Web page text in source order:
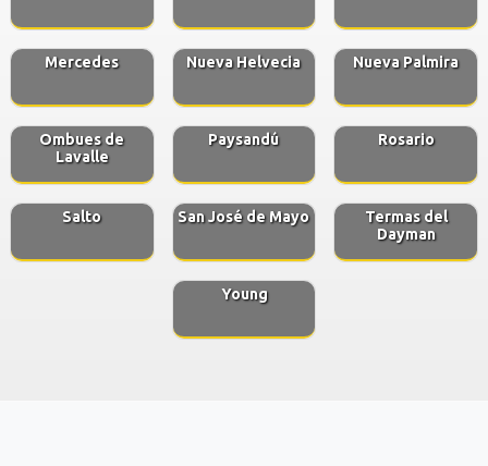
Mercedes Nueva Helvecia Nueva Palmira
Ombues de
Lavalle
Paysandú Rosario
Salto San José de Mayo
Termas del
Dayman
Young